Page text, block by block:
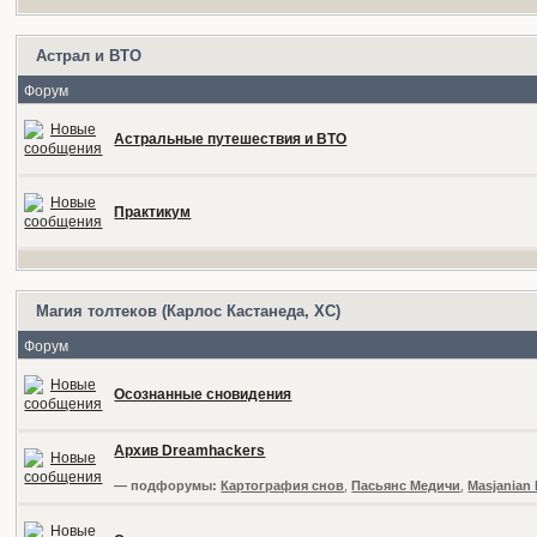
Астрал и ВТО
Форум
Астральные путешествия и ВТО
Практикум
Магия толтеков (Карлос Кастанеда, ХС)
Форум
Осознанные сновидения
Архив Dreamhackers
— подфорумы: Картография снов ,Пасьянс Медичи ,Masjanian